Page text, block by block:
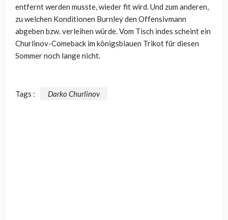
entfernt werden musste, wieder fit wird. Und zum anderen,
zu welchen Konditionen Burnley den Offensivmann
abgeben bzw. verleihen würde. Vom Tisch indes scheint ein
Churlinov-Comeback im königsblauen Trikot für diesen
Sommer noch lange nicht.
Tags : Darko Churlinov